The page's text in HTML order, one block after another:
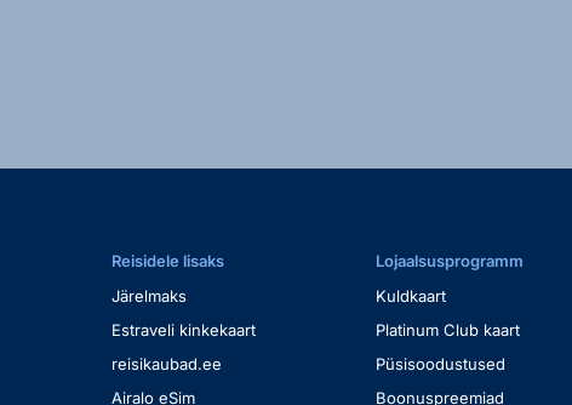
Reisidele lisaks
Järelmaks
Estraveli kinkekaart
reisikaubad.ee
Airalo eSim
Lojaalsusprogramm
Kuldkaart
Platinum Club kaart
Püsisoodustused
Boonuspreemiad